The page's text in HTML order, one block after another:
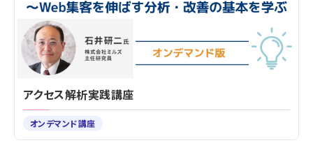
アクセス解析実践講座
オンデマンド講座